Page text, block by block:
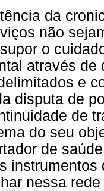
da
não
o
através
e
disputa de
de
do seu
de
nessa